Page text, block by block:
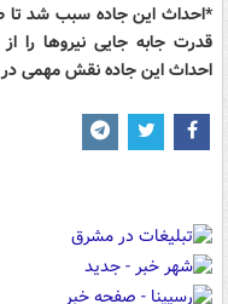
*احداث این جاده سبب شد تا
قدرت جابه جایی نیروها را
احداث این جاده نقش مهمی